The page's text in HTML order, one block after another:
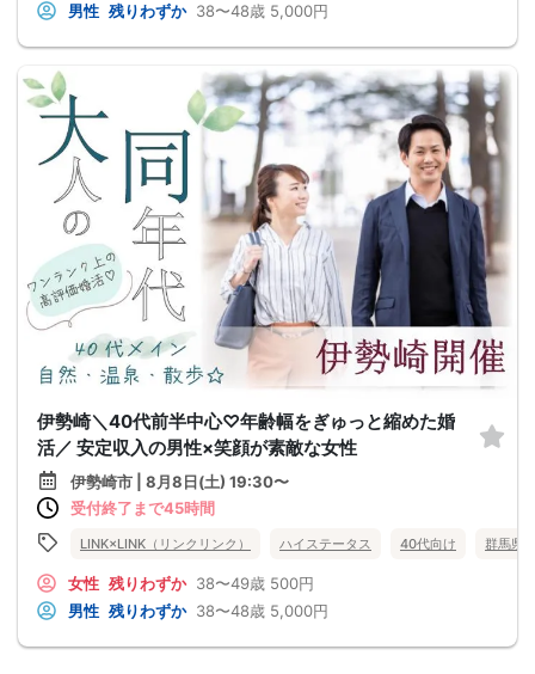
男性 残りわずか 38〜48歳 5,000円
伊勢崎＼40代前半中心♡年齢幅をぎゅっと縮めた婚
活／ 安定収入の男性×笑顔が素敵な女性
伊勢崎市 | 8月8日(土) 19:30〜
受付終了まで45時間
LINK×LINK（リンクリンク） ハイステータス 40代向け 群馬県
女性 残りわずか 38〜49歳 500円
男性 残りわずか 38〜48歳 5,000円